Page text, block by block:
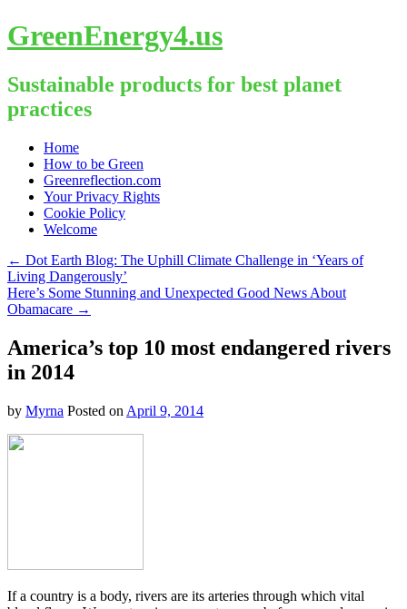
GreenEnergy4.us
Sustainable products for best planet
practices
Skip
content
Home
How to be Green
Greenreflection.com
Your Privacy Rights
Cookie Policy
Welcome
← Dot Earth Blog: The Uphill Climate Challenge in ‘Years of
Living Dangerously’
Here’s Some Stunning and Unexpected Good News About
Obamacare →
America’s top 10 most endangered rivers
in 2014
by Myrna Posted on April 9, 2014
If a country is a body, rivers are its arteries through which vital